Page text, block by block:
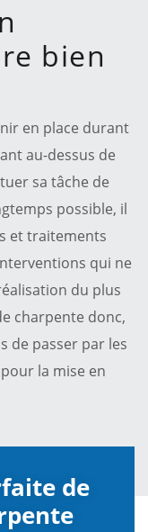
bien
en place durant
au-dessus de
sa tâche de
possible, il
et traitements
qui ne
du plus
charpente donc,
de passer par les
la mise en
de